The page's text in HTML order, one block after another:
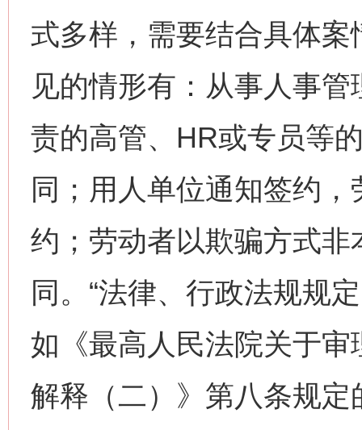
式多样，需要结合具体
见的情形有：从事人事
责的高管、HR或专员等
同；用人单位通知签约
约；劳动者以欺骗方式
同。“法律、行政法规规
如《最高人民法院关于
解释（二）》第八条规